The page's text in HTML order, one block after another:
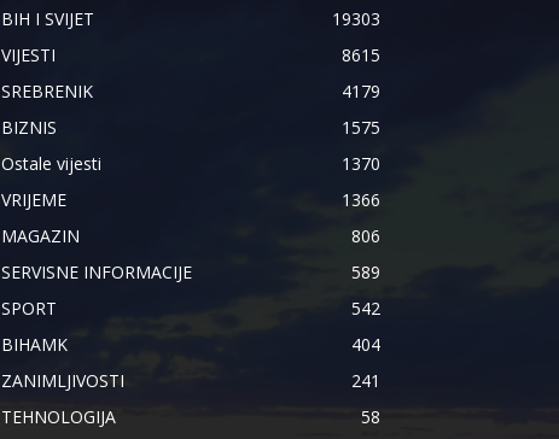
BIH I SVIJET
19303
VIJESTI
8615
SREBRENIK
4179
BIZNIS
1575
Ostale vijesti
1370
VRIJEME
1366
MAGAZIN
806
SERVISNE INFORMACIJE
589
SPORT
542
BIHAMK
404
ZANIMLJIVOSTI
241
TEHNOLOGIJA
58